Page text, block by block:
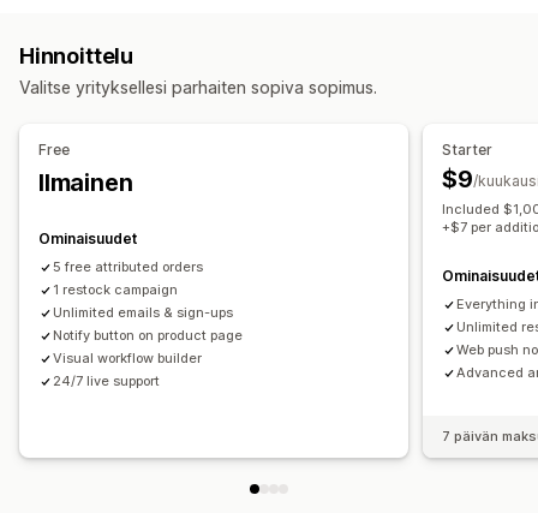
Mukautukset
Odotuslistat
Analytiikka ja raportit
Kampanjat Lisämyyntisähköpostit
Ristiinmyyntisähköpostit Seurantasähköpostit
Tiputuskampanjat
Muokkaustyökalu
Tuonti ja vienti Sähköpostiosoitteiden keräyslista
Automaatiot
Tunnisteet
Hinnoittelu
Valitse yrityksellesi parhaiten sopiva sopimus.
Free
Ilmainen
Ominaisuudet
5 free attributed orders
1 restock campaign
Unlimited emails & sign-ups
Notify button on product page
Visual workflow builder
24/7 live support
Starter
$9/
Included
+$7 per
Everything
Unlimited
Web push
Advanced
7 päivän